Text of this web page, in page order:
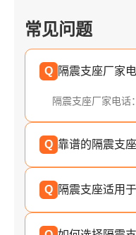
常见问题
Q 隔震支座厂家
隔震支座厂家电
Q 靠谱的隔震支
Q 隔震支座适用